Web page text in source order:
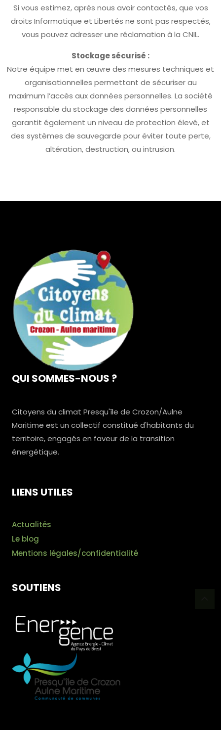
Si vous estimez, après nous avoir contactés, que vos
droits Informatique et Libertés ne sont pas respectés,
vous pouvez adresser une réclamation à la CNIL.
Stockage sécurisé :
Notre équipe met en œuvre des mesures techniques et
organisationnelles permettant de sécuriser au
maximum l’accès aux données personnelles. La société
responsable du stockage des données personnelles
garantit également un niveau de protection élevé, et
des systèmes de sauvegarde pour éviter toute perte,
altération, destruction, ou intrusion.
QUI SOMMES-NOUS ?
Citoyens du climat Presqu'île de Crozon/Aulne
Maritime est un collectif constitué d'habitants du
territoire, engagés en faveur de la transition
énergétique.
LIENS UTILES
Actualités
Le blog
Mentions légales/confidentialité
SOUTIENS